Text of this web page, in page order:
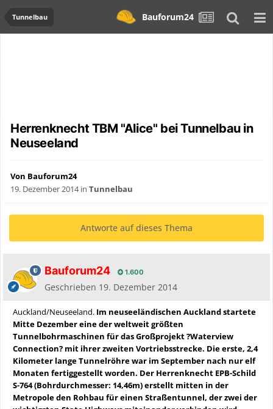
Tunnelbau Bauforum24
Herrenknecht TBM "Alice" bei Tunnelbau in
Neuseeland
Von Bauforum24
19. Dezember 2014in Tunnelbau
Antworte auf dieses Thema
Bauforum24 1.600
Geschrieben 19. Dezember 2014
Auckland/Neuseeland. Im neuseeländischen Auckland startete
Mitte Dezember eine der weltweit größten
Tunnelbohrmaschinen für das Großprojekt ?Waterview
Connection? mit ihrer zweiten Vortriebsstrecke. Die erste, 2,4
Kilometer lange Tunnelröhre war im September nach nur elf
Monaten fertiggestellt worden. Der Herrenknecht EPB-Schild
S-764 (Bohrdurchmesser: 14,46m) erstellt mitten in der
Metropole den Rohbau für einen Straßentunnel, der zwei der